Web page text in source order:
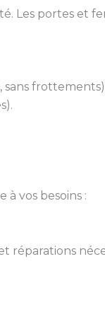
portes et
sans
vos besoins :
réparations